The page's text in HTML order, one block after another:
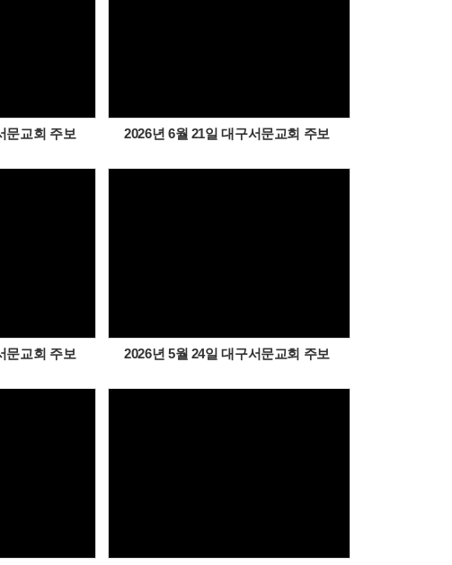
문교회 주보 2026년 6월 21일 대구서문교회 주보
문교회 주보 2026년 5월 24일 대구서문교회 주보